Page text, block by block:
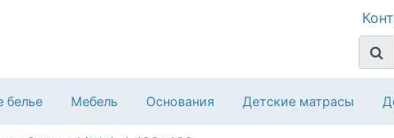
белье Мебель Основания Детские матрасы